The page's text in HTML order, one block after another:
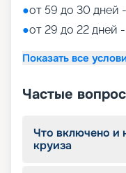
●от 59 до 30 дней -
●от 29 до 22 дней -
Показать все
Частые
Что включено и
круиза